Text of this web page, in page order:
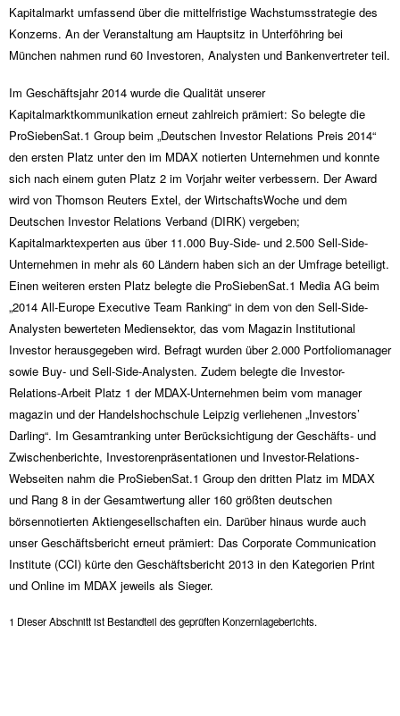
Kapitalmarkt umfassend über die mittelfristige Wachstumsstrategie des
Konzerns. An der Veranstaltung am Hauptsitz in Unterföhring bei
München nahmen rund 60 Investoren, Analysten und Bankenvertreter teil.
Im Geschäftsjahr 2014 wurde die Qualität unserer
Kapitalmarktkommunikation erneut zahlreich prämiert: So belegte die
ProSiebenSat.1 Group beim „Deutschen Investor Relations Preis 2014“
den ersten Platz unter den im MDAX notierten Unternehmen und konnte
sich nach einem guten Platz 2 im Vorjahr weiter verbessern. Der Award
wird von Thomson Reuters Extel, der WirtschaftsWoche und dem
Deutschen Investor Relations Verband (DIRK) vergeben;
Kapitalmarktexperten aus über 11.000 Buy-Side- und 2.500 Sell-Side-
Unternehmen in mehr als 60 Ländern haben sich an der Umfrage beteiligt.
Einen weiteren ersten Platz belegte die ProSiebenSat.1 Media AG beim
„2014 All-Europe Executive Team Ranking“ in dem von den Sell-Side-
Analysten bewerteten Mediensektor, das vom Magazin Institutional
Investor herausgegeben wird. Befragt wurden über 2.000 Portfoliomanager
sowie Buy- und Sell-Side-Analysten. Zudem belegte die Investor-
Relations-Arbeit Platz 1 der MDAX-Unternehmen beim vom manager
magazin und der Handelshochschule Leipzig verliehenen „Investors’
Darling“. Im Gesamtranking unter Berücksichtigung der Geschäfts- und
Zwischenberichte, Investorenpräsentationen und Investor-Relations-
Webseiten nahm die ProSiebenSat.1 Group den dritten Platz im MDAX
und Rang 8 in der Gesamtwertung aller 160 größten deutschen
börsennotierten Aktiengesellschaften ein. Darüber hinaus wurde auch
unser Geschäftsbericht erneut prämiert: Das Corporate Communication
Institute (CCI) kürte den Geschäftsbericht 2013 in den Kategorien Print
und Online im MDAX jeweils als Sieger.
1 Dieser Abschnitt ist Bestandteil des geprüften Konzernlageberichts.